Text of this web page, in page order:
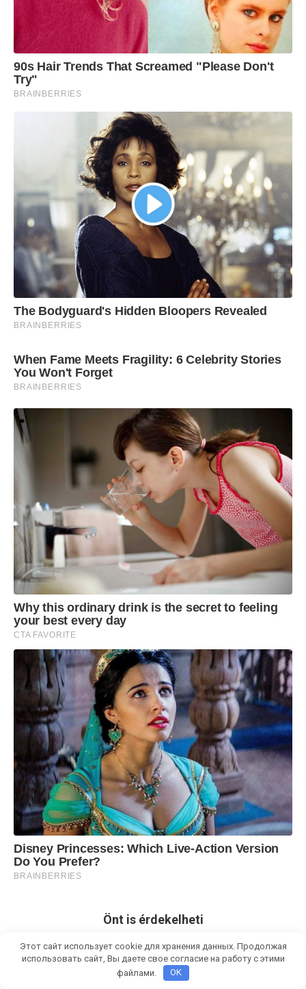
Önt is érdekelheti
Этот сайт использует cookie для хранения данных. Продолжая
использовать сайт, Вы даете свое согласие на работу с этими
файлами.
OK